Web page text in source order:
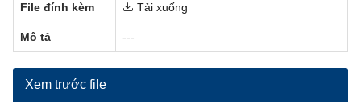
File đính kèm Tải xuống
Mô tả ---
Xem trước file